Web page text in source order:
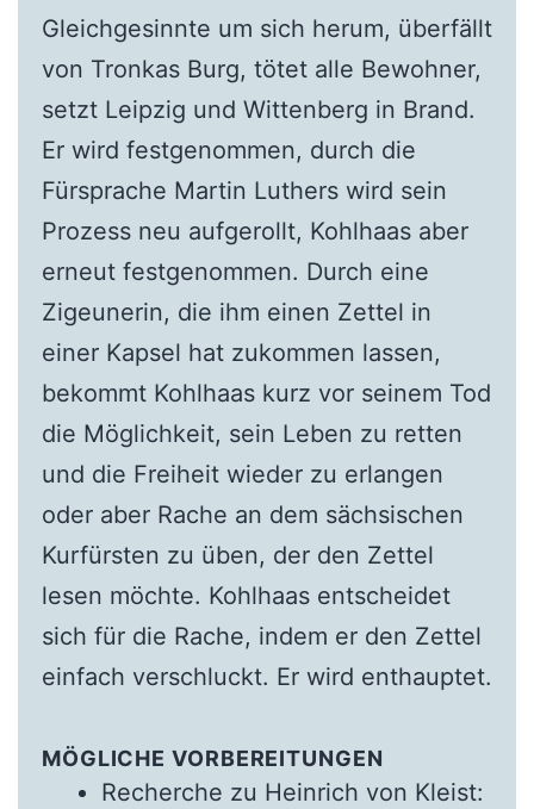
Gleichgesinnte um sich herum, überfällt
von Tronkas Burg, tötet alle Bewohner,
setzt Leipzig und Wittenberg in Brand.
Er wird festgenommen, durch die
Fürsprache Martin Luthers wird sein
Prozess neu aufgerollt, Kohlhaas aber
erneut festgenommen. Durch eine
Zigeunerin, die ihm einen Zettel in
einer Kapsel hat zukommen lassen,
bekommt Kohlhaas kurz vor seinem Tod
die Möglichkeit, sein Leben zu retten
und die Freiheit wieder zu erlangen
oder aber Rache an dem sächsischen
Kurfürsten zu üben, der den Zettel
lesen möchte. Kohlhaas entscheidet
sich für die Rache, indem er den Zettel
einfach verschluckt. Er wird enthauptet.
MÖGLICHE VORBEREITUNGEN
Recherche zu Heinrich von Kleist: